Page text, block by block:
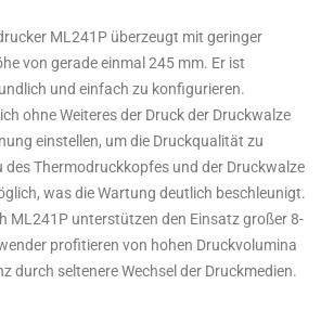
ML241P überzeugt mit geringer
von gerade einmal 245 mm. Er ist
und einfach zu konfigurieren.
ohne Weiteres der Druck der Druckwalze
einstellen, um die Druckqualität zu
des Thermodruckkopfes und der Druckwalze
was die Wartung deutlich beschleunigt.
ML241P unterstützen den Einsatz großer 8-
profitieren von hohen Druckvolumina
durch seltenere Wechsel der Druckmedien.